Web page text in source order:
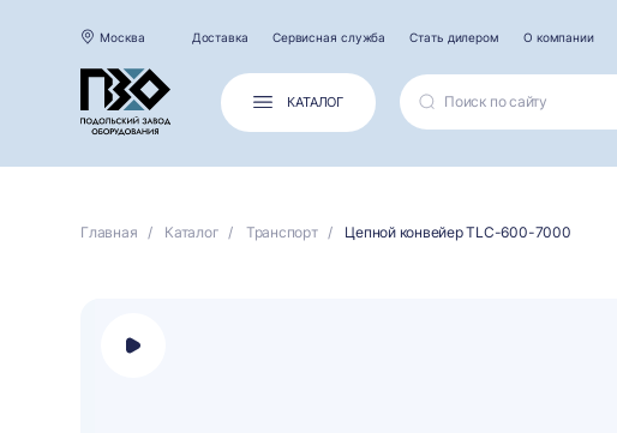
Москва Доставка Сервисная служба Стать дилером О компании
КАТАЛОГ
Главная Каталог Транспорт Цепной конвейер TLC-600-7000
Открыть